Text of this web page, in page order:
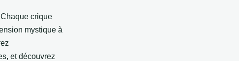
crique
mystique à
et découvrez